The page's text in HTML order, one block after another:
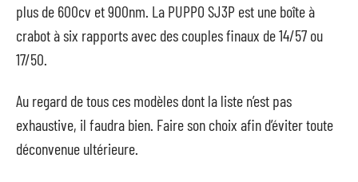
plus de 600cv et 900nm. La PUPPO SJ3P est une boîte à
crabot à six rapports avec des couples finaux de 14/57 ou
17/50.
Au regard de tous ces modèles dont la liste n’est pas
exhaustive, il faudra bien. Faire son choix afin d’éviter toute
déconvenue ultérieure.